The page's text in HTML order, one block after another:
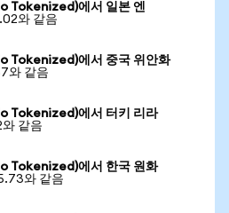
Tokenized)에서 일본 엔
와 같음
Tokenized)에서 중국 위안화
와 같음
Tokenized)에서 터키 리라
와 같음
Tokenized)에서 한국 원화
와 같음